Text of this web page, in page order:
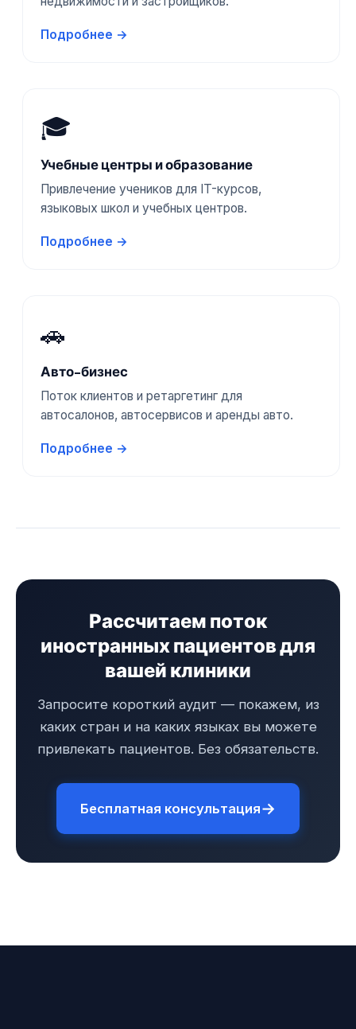
Подробнее →
🎓
Учебные центры и образование
Привлечение учеников для IT-курсов,
языковых школ и учебных центров.
Подробнее →
🚗
Авто-бизнес
Поток клиентов и ретаргетинг для
автосалонов, автосервисов и аренды авто.
Подробнее →
Рассчитаем поток
иностранных пациентов для
вашей клиники
Запросите короткий аудит — покажем, из
каких стран и на каких языках вы можете
привлекать пациентов. Без обязательств.
Бесплатная консультация→